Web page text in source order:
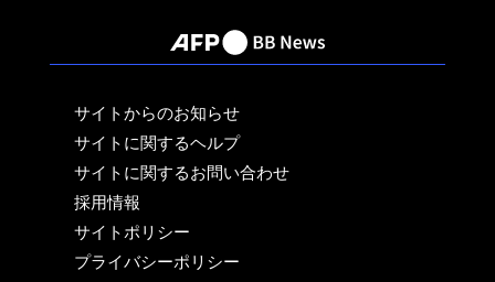
サイトからのお知らせ
サイトに関するヘルプ
サイトに関するお問い合わせ
採用情報
サイトポリシー
プライバシーポリシー